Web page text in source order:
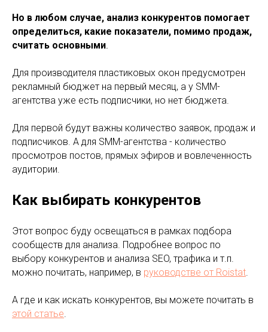
Но в любом случае, анализ конкурентов помогает
определиться, какие показатели, помимо продаж,
считать основными.
Для производителя пластиковых окон предусмотрен
рекламный бюджет на первый месяц, а у SMM-
агентства уже есть подписчики, но нет бюджета.
Для первой будут важны количество заявок, продаж и
подписчиков. А для SMM-агентства - количество
просмотров постов, прямых эфиров и вовлеченность
аудитории.
Как выбирать конкурентов
Этот вопрос буду освещаться в рамках подбора
сообществ для анализа. Подробнее вопрос по
выбору конкурентов и анализа SEO, трафика и т.п.
можно почитать, например, в руководстве от Roistat.
А где и как искать конкурентов, вы можете почитать в
этой статье.